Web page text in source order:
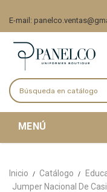
E-mail:
MENÚ
Inicio Catálogo
Jumper Nacional De